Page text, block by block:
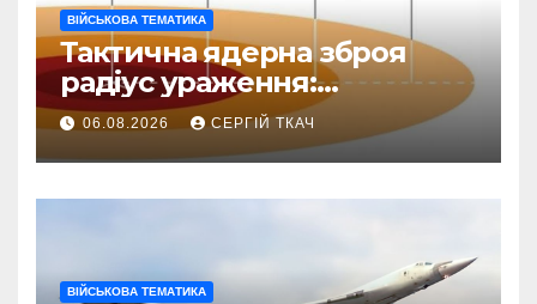
ВІЙСЬКОВА ТЕМАТИКА
Тактична ядерна зброя
радіус ураження:
детальний розбір зон
знищення
06.08.2026 СЕРГІЙ ТКАЧ
ВІЙСЬКОВА ТЕМАТИКА